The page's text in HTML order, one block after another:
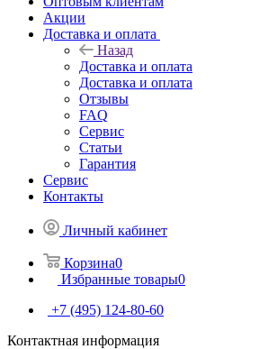
Акции
Доставка и оплата
Назад
Доставка и оплата
Доставка и оплата
Отзывы
FAQ
Сервис
Статьи
Гарантия
Сервис
Контакты
Личный кабинет
Корзина0
Избранные товары0
+7 (495) 124-80-60
Контактная информация